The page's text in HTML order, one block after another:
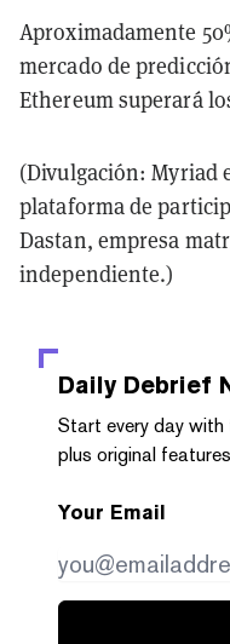
Aproximadamente
mercado de
Ethereum superará
(Divulgación: Myriad
plataforma de
Dastan, empresa
independiente.)
Daily Debrief
Start every day
plus original
Your Email